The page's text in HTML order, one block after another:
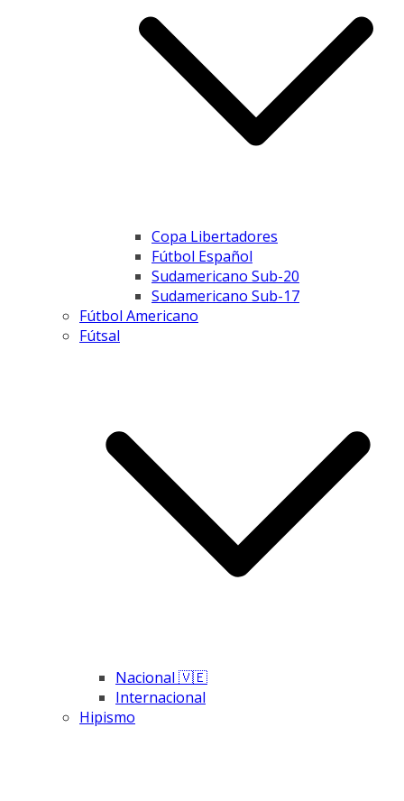
Copa Libertadores
Fútbol Español
Sudamericano Sub-20
Sudamericano Sub-17
Fútbol Americano
Fútsal
Nacional 🇻🇪
Internacional
Hipismo